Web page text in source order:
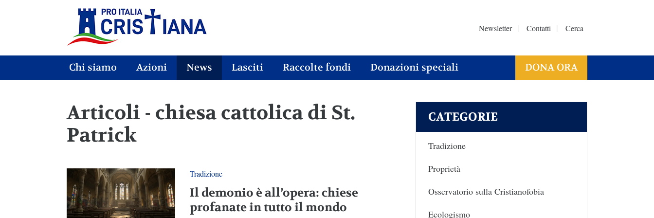
Newsletter Contatti Cerca
Chi siamo Azioni News Lasciti Raccolte fondi Donazioni speciali DONA ORA
Articoli - chiesa cattolica di St.
Patrick
Tradizione
Il demonio è all’opera: chiese
profanate in tutto il mondo
CATEGORIE
Tradizione
Proprietà
Osservatorio sulla Cristianofobia
Ecologismo